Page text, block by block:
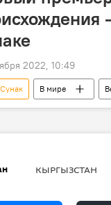
2022, 10:49
В мире
КЫРГЫЗСТАН